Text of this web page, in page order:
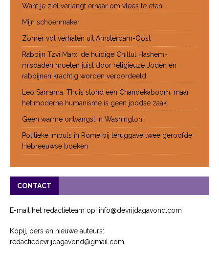
Want je ziel verlangt ernaar om vlees te eten
Mijn schoenmaker
Zomer vol verhalen uit Amsterdam-Oost
Rabbijn Tzvi Marx: de huidige Chillul Hashem-
misdaden moeten juist door religieuze Joden en
rabbijnen krachtig worden veroordeeld
Leo Samama: Thuis stond een Chanoekaboom, maar
het moderne humanisme is geen joodse zaak
Geen warme ontvangst in Washington
Politieke impuls in Rome bij teruggave twee geroofde
Hebreeuwse boeken
CONTACT
E-mail het redactieteam op: info@devrijdagavond.com
Kopij, pers en nieuwe auteurs:
redactiedevrijdagavond@gmail.com